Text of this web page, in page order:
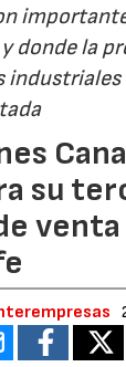
donde la
industriales
su
venta